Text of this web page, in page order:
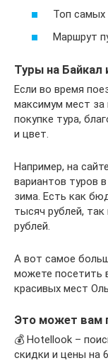
Топ самых
Маршрут
Туры на Байкал
Если во время
максимум мест за
покупке тура,
и цвет.
Например, на
вариантов туров
зима. Есть как
тысяч рублей,
рублей.
А вот самое
можете посетить
красивых мест
Это может вам
💰 Hotellook –
скидки и цены на